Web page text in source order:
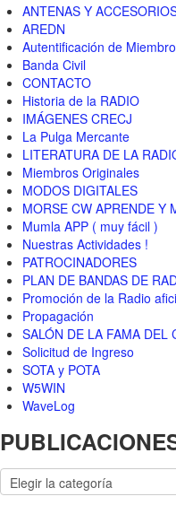
ANTENAS Y
AREDN
Autentificación de
Banda Civil
CONTACTO
Historia de la RADIO
IMÁGENES CRECJ
La Pulga Mercante
LITERATURA DE LA
Miembros Originales
MODOS DIGITALES
MORSE CW APRENDE Y
Mumla APP ( muy fácil )
Nuestras Actividades !
PATROCINADORES
PLAN DE BANDAS DE
Promoción de la Radio
Propagación
SALÓN DE LA FAMA DEL
Solicitud de Ingreso
SOTA y POTA
W5WIN
WaveLog
PUBLICACIONES
POR